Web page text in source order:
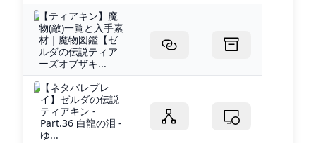
【ティアキン】魔
物(敵)一覧と入手素
材｜魔物図鑑【ゼ
ルダの伝説ティア
ーズオブザキ...
【ネタバレプレ
イ】ゼルダの伝説
ティアキン -
Part.36 白龍の泪 -
ゆ...